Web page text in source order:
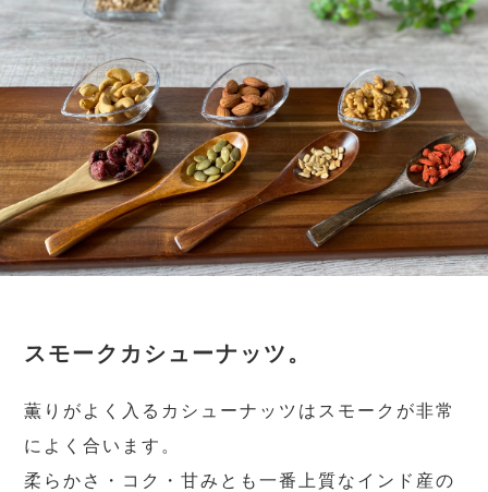
スモークカシューナッツ。
薫りがよく入るカシューナッツはスモークが非常
によく合います。
柔らかさ・コク・甘みとも一番上質なインド産の